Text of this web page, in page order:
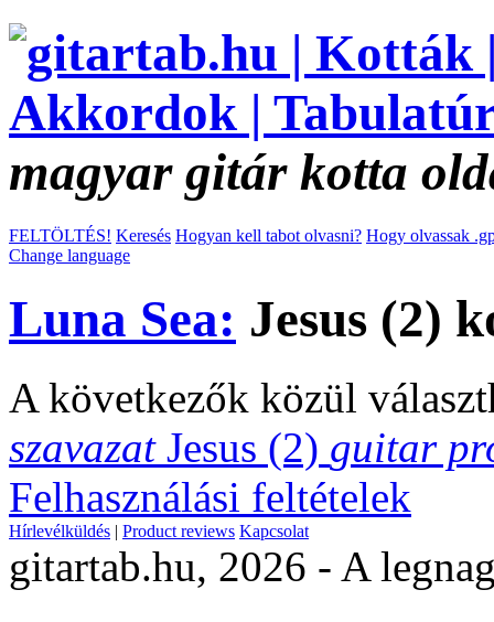
magyar gitár kotta
FELTÖLTÉS! Keresés Hogyan kell tabot olvasni? Hogy olvassak
Change language
Luna Sea: Jesus (2)
A következők közül
szavazat Jesus (2) guitar
Felhasználási feltételek
Hírlevélküldés | Product reviews Kapcsolat
gitartab.hu, 2026 - A